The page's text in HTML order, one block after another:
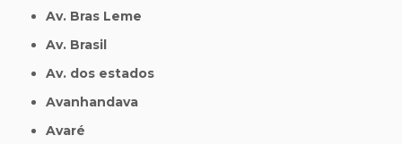
Av. Bras Leme
Av. Brasil
Av. dos estados
Avanhandava
Avaré